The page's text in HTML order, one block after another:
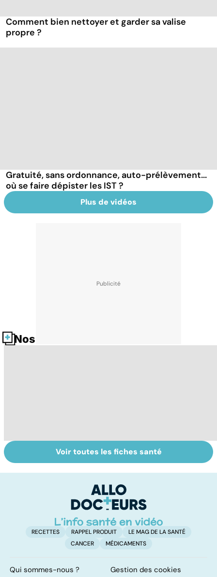
Comment bien nettoyer et garder sa valise
propre ?
Gratuité, sans ordonnance, auto-prélèvement...
où se faire dépister les IST ?
Plus de vidéos
Nos fiches santé
Suicide : prévenir
le passage à
Un rhume, ça se
soigne ?
Voir toutes les fiches santé
RECETTES RAPPEL PRODUIT
LE MAG DE LA SANTÉ
CANCER
MÉDICAMENTS
Qui sommes-nous ? Gestion des cookies